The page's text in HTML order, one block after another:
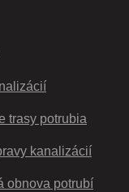
trasy potrubia
kanalizácií
obnova potrubí